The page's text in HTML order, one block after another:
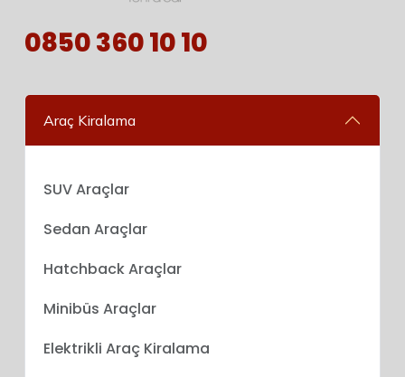
0850 360 10 10
Araç Kiralama
SUV Araçlar
Sedan Araçlar
Hatchback Araçlar
Minibüs Araçlar
Elektrikli Araç Kiralama